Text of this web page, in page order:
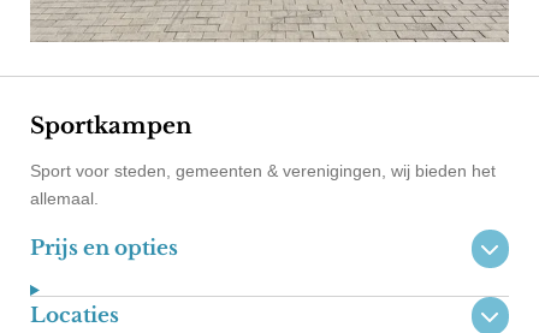
Sportkampen
Sport voor steden, gemeenten & verenigingen, wij bieden het
allemaal.
Prijs en opties
Locaties